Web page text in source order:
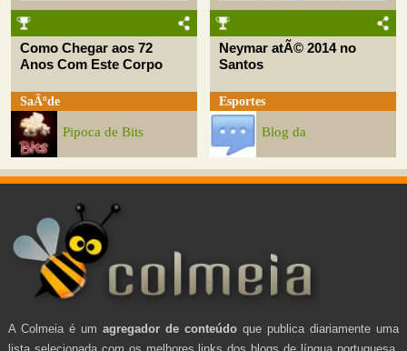
Como Chegar aos 72
Anos Com Este Corpo
SaÃºde
Pipoca de Bits
Neymar atÃ© 2014 no
Santos
Esportes
Blog da
A Colmeia é um agregador de conteúdo que publica diariamente uma